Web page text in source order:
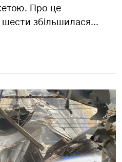
Про це
збільшилася...